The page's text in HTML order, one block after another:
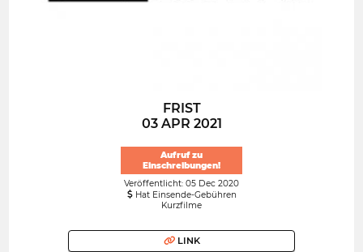
FRIST
03 APR 2021
Aufruf zu
Einschreibungen!
Veröffentlicht: 05 Dec 2020
Hat Einsende-Gebühren
Kurzfilme
LINK